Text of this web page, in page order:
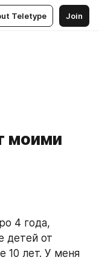
Teletype Join
моими
4 года,
детей от
10 лет. У меня